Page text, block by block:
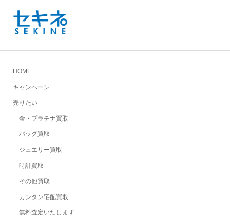
HOME
キャンペーン
売りたい
金・プラチナ買取
バッグ買取
ジュエリー買取
時計買取
その他買取
カンタン宅配買取
無料査定いたします